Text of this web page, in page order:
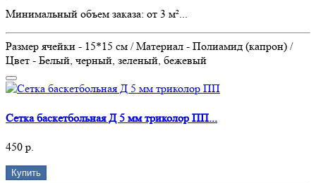
Минимальный объем заказа: от 3 м²...
Размер ячейки - 15*15 см / Материал - Полиамид (капрон) /
Цвет - Белый, черный, зеленый, бежевый
Сетка баскетбольная Д 5 мм триколор ПП...
450 р.
Купить